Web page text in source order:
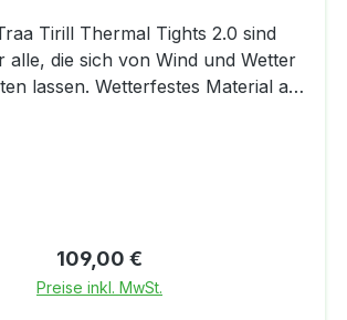
Tirill Thermal Tights 2.0 sind
alle, die sich von Wind und Wetter
lassen. Wetterfestes Material an
Platz für Kleinigkeiten
Details verbessern die
bei schlechten Lichtverhältnissen –
Regulärer Preis:
109,00 €
Preise inkl. MwSt.